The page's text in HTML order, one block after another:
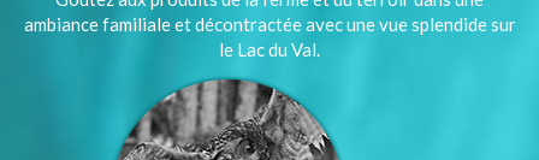
ambiance familiale et décontractée avec une vue splendide sur
le Lac du Val.